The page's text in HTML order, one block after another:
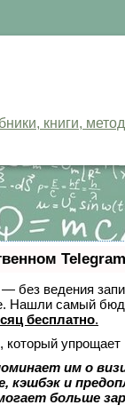
книги,
— без ведения
Нашли самый
бесплатно.
упрощает
им о
кэшбэк и
больше